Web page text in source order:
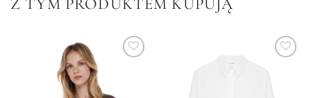
Tylne, wpuszczane kieszenie zostały ozdobione eleganckim,
Zapięcie na metalowy zamek błyskawiczny oraz guzik z logo
marki to gwarancja trwałości i wygody. Wszystkie dodatki
utrzymane w odcieniu antycznego złota nadają całości
Z TYM PRODUKTEM KUPUJĄ